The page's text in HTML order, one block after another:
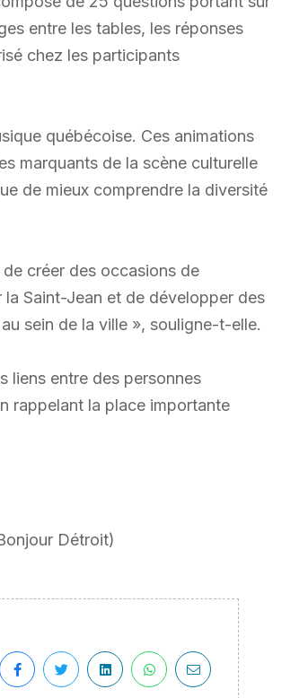
entre les tables, les réponses
chez les participants
québécoise. Ces animations
marquants de la scène culturelle
de mieux comprendre la diversité
de créer des occasions de
Saint-Jean et de développer des
sein de la ville », souligne-t-elle.
liens entre des personnes
rappelant la place importante
Détroit)